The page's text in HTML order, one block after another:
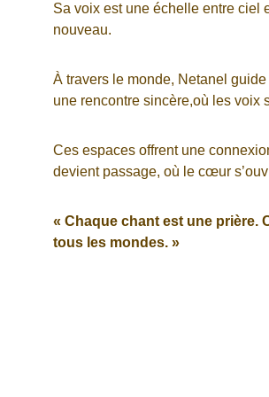
Sa voix est une échelle entre ciel
nouveau.
À travers le monde, Netanel
une rencontre sincère,où les voix
Ces espaces offrent une
devient passage, où le cœur
« Chaque chant est une prière.
tous les mondes. »